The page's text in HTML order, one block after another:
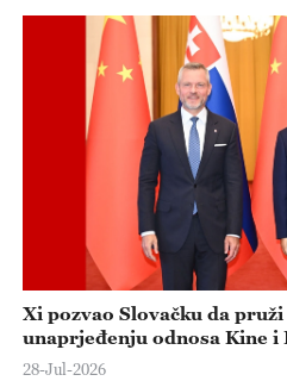
Xi pozvao Slovačku da
unaprjeđenju odnosa Kine i
28-Jul-2026